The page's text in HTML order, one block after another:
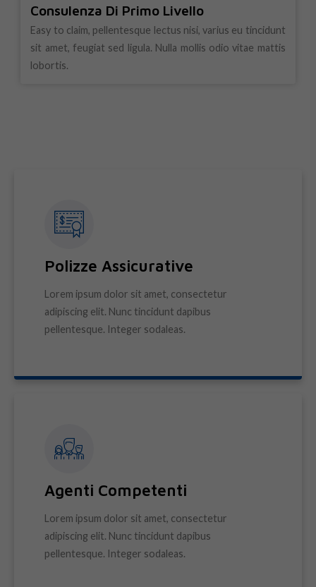
Consulenza Di Primo Livello
Easy to claim, pellentesque lectus nisi, varius eu tincidunt
sit amet, feugiat sed ligula. Nulla mollis odio vitae mattis
lobortis.
Polizze Assicurative
Lorem ipsum dolor sit amet, consectetur
adipiscing elit. Nunc tincidunt dapibus
pellentesque. Integer sodaleas.
Agenti Competenti
Lorem ipsum dolor sit amet, consectetur
adipiscing elit. Nunc tincidunt dapibus
pellentesque. Integer sodaleas.